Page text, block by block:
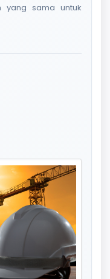
yang sama untuk